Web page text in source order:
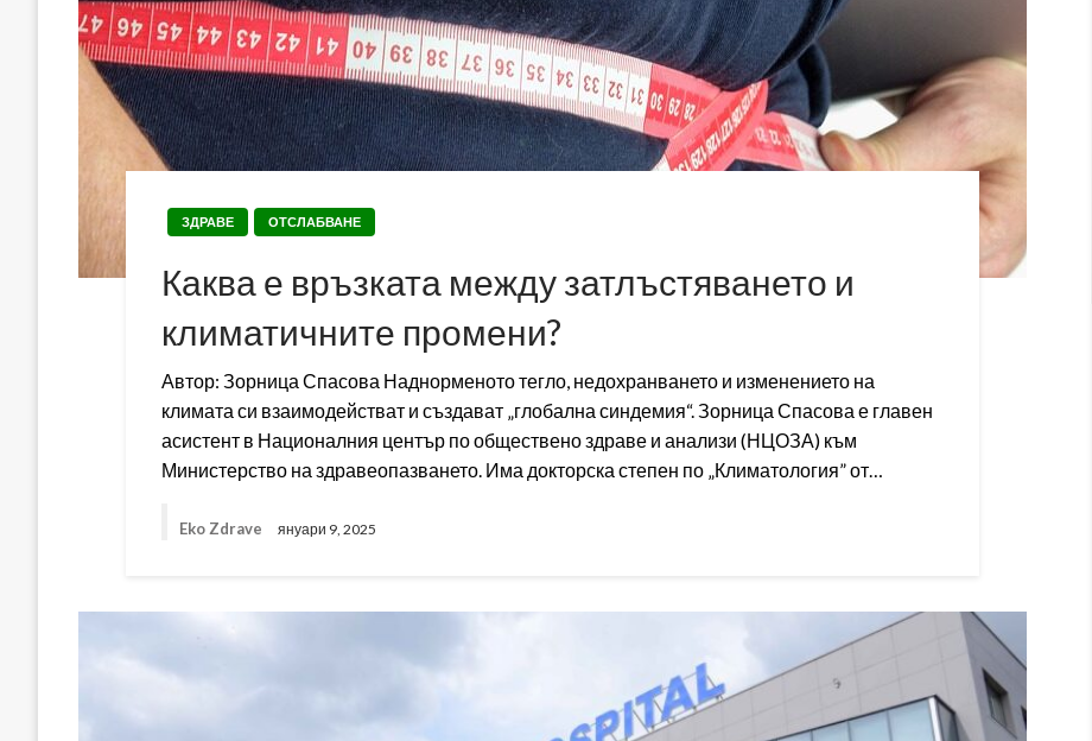
ЗДРАВЕ ОТСЛАБВАНЕ
Каква е връзката между затлъстяването и
климатичните промени?
Автор: Зорница Спасова Наднорменото тегло, недохранването и изменението на
климата си взаимодействат и създават „глобална синдемия“. Зорница Спасова е главен
асистент в Националния център по обществено здраве и анализи (НЦОЗА) към
Министерство на здравеопазването. Има докторска степен по „Климатология” от…
Eko Zdrave януари 9, 2025